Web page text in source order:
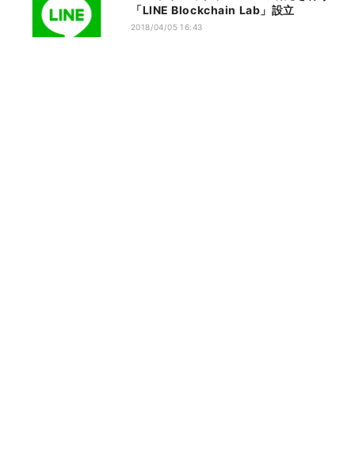
「LINE Blockchain Lab」設立
2018/04/05 16:43